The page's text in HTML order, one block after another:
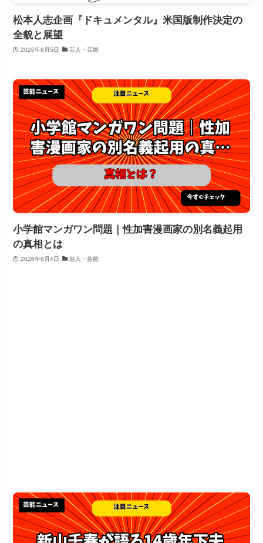
松本人志企画『ドキュメンタル』米国版制作決定の
全貌と展望
2026年8月5日 芸人・芸能
小学館マンガワン問題｜性加害漫画家の別名義起用
の真相とは
2026年8月4日 芸人・芸能